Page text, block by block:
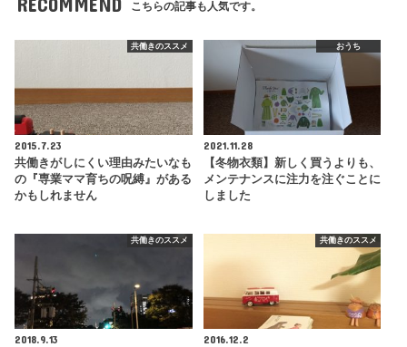
こちらの記事も人気です。
共働きのススメ
2015.7.23
共働きがしにくい理由みたいなも
の『専業ママ育ちの呪縛』がある
かもしれません
おうち
2021.11.28
【冬物衣類】新しく買うよりも、
メンテナンスに注力を注ぐことに
しました
共働きのススメ
2018.9.13
共働きのススメ
2016.12.2